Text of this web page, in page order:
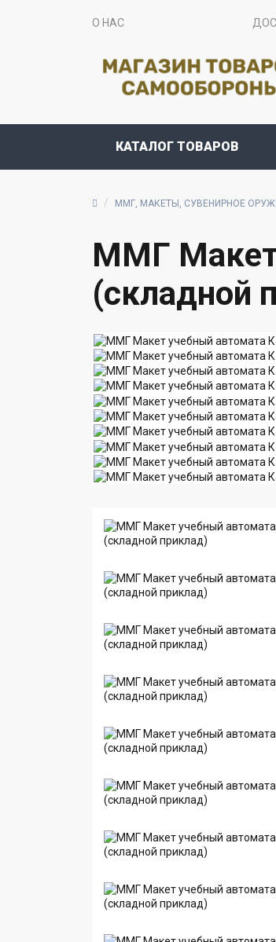
О НАС
КАТАЛОГ ТОВАРОВ
ММГ, МАКЕТЫ, СУВЕНИРНОЕ
ММГ Макет
(складной